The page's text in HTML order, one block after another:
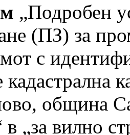
„Подробен
(ПЗ) за
с
община
в „за вилно